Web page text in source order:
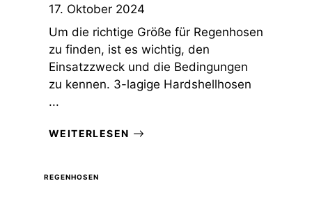
17. Oktober 2024
Um die richtige Größe für Regenhosen
zu finden, ist es wichtig, den
Einsatzzweck und die Bedingungen
zu kennen. 3-lagige Hardshellhosen
...
WEITERLESEN
REGENHOSEN